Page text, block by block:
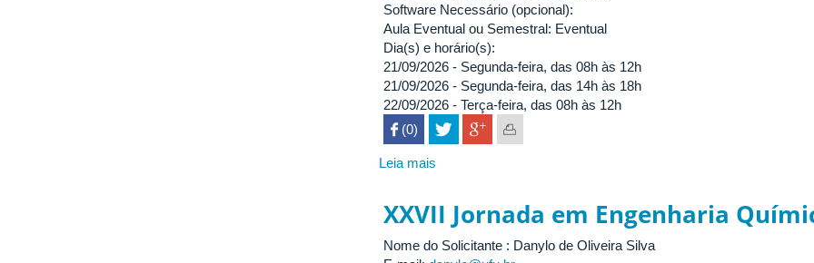
Software Necessário (opcional):
Aula Eventual ou Semestral: Eventual
Dia(s) e horário(s):
21/09/2026 - Segunda-feira, das 08h às 12h
21/09/2026 - Segunda-feira, das 14h às 18h
22/09/2026 - Terça-feira, das 08h às 12h
 (0)
Leia mais
em
Engenharia
Química
XXVII Jornada em Engenharia
Nome do Solicitante : Danylo de Oliveira Silva